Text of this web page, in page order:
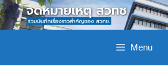
Menu